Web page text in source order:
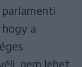
a
nem lehet